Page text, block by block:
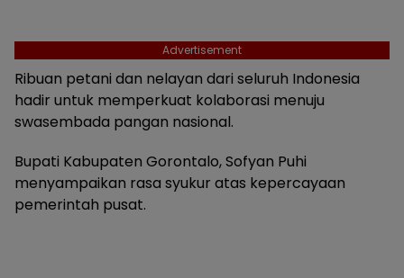
Advertisement
Ribuan petani dan nelayan dari seluruh Indonesia
hadir untuk memperkuat kolaborasi menuju
swasembada pangan nasional.
Bupati Kabupaten Gorontalo, Sofyan Puhi
menyampaikan rasa syukur atas kepercayaan
pemerintah pusat.